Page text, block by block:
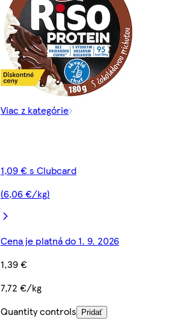
Viac z kategórie
1,09 € s Clubcard
(6,06 €/kg)
Cena je platná do 1. 9. 2026
1,39 €
7,72 €/kg
Quantity controls
Pridať